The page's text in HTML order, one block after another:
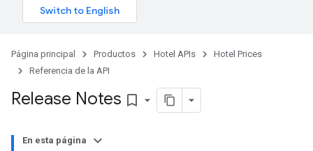
Página principal Productos Hotel APIs
Hotel Prices
Referencia de la API
Release Notes bookmark_border
En esta página